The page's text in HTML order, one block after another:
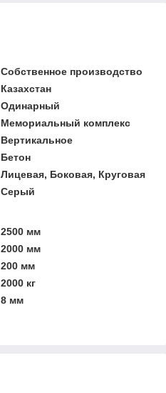
Собственное производство
Казахстан
Одинарный
Мемориальный комплекс
Вертикальное
Бетон
Лицевая, Боковая, Круговая
Серый
2500 мм
2000 мм
200 мм
2000 кг
8 мм